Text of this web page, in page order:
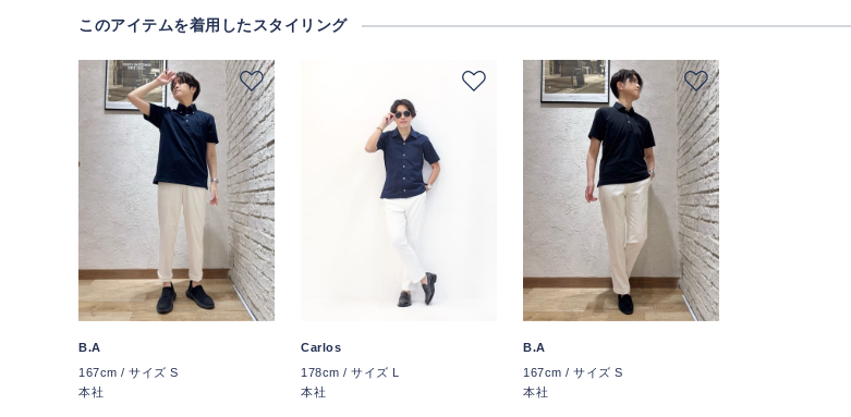
このアイテムを着用したスタイリング
B.A
167cm / サイズ S
本社
Carlos
178cm / サイズ L
本社
B.A
167cm / サイズ S
本社